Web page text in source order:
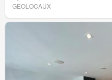
GEOLOCAUX